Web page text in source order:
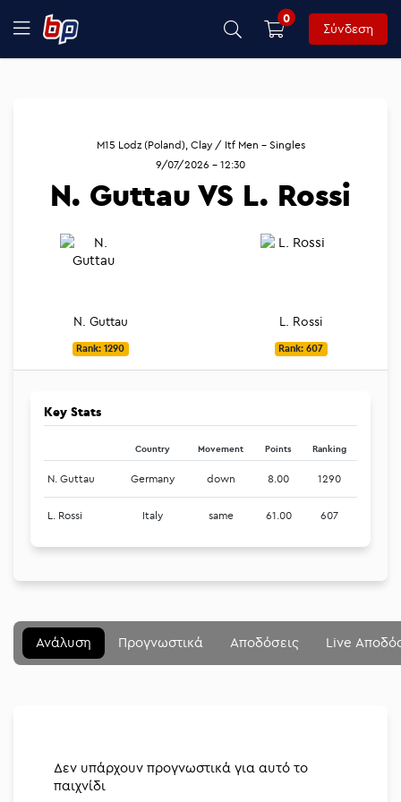
0
Σύνδεση
N. Guttau
Rank: 1290
M15 Lodz (Poland), Clay / Itf Men - Singles
9/07/2026 - 12:30
N. Guttau VS L. Rossi
L. Rossi
Rank: 607
Key Stats
Country Movement Points Ranking
N. Guttau Germany down 8.00 1290
L. Rossi Italy same 61.00 607
Ανάλυση Προγνωστικά Αποδόσεις Live
Δεν υπάρχουν προγνωστικά για αυτό το
παιχνίδι
Μενού
Betting community
Διοργανώσεις